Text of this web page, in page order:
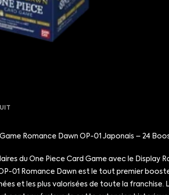
Romance Dawn OP-01 Japonais – 24
du One Piece Card Game avec le Display
01 Romance Dawn est le tout premier
et les plus valorisées de toute la